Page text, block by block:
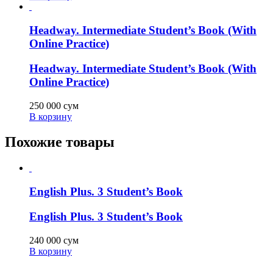
Headway. Intermediate Student’s Book (With
Online Practice)
Headway. Intermediate Student’s Book (With
Online Practice)
250 000 сум
В корзину
Похожие товары
English Plus. 3 Student’s Book
English Plus. 3 Student’s Book
240 000 сум
В корзину